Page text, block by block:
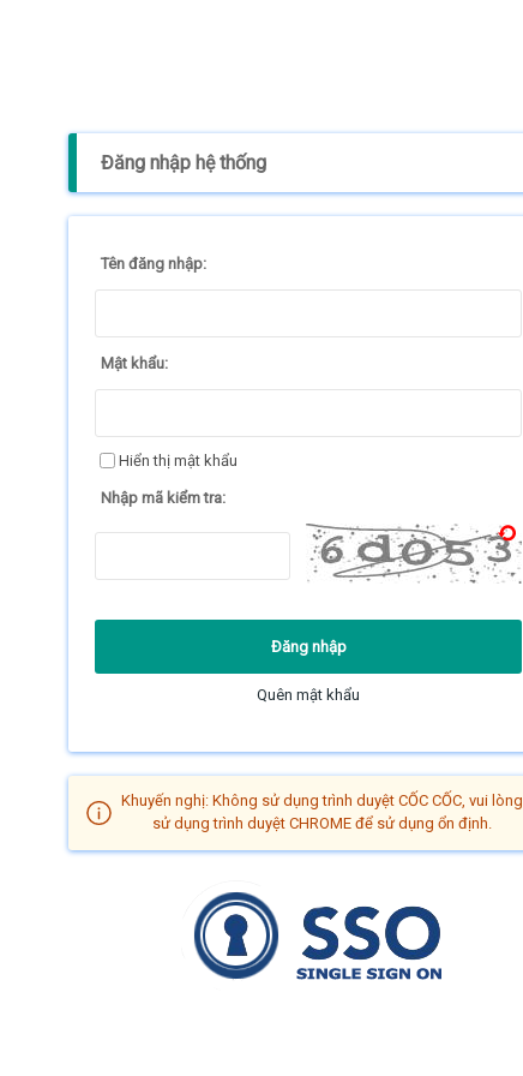
Đăng nhập hệ thống
Tên đăng nhập:
Mật khẩu:
Hiển thị mật khẩu
Nhập mã kiểm tra:
Quên mật khẩu
Khuyến nghị: Không sử dụng trình duyệt CỐC CỐC, vui lòng
sử dụng trình duyệt CHROME để sử dụng ổn định.